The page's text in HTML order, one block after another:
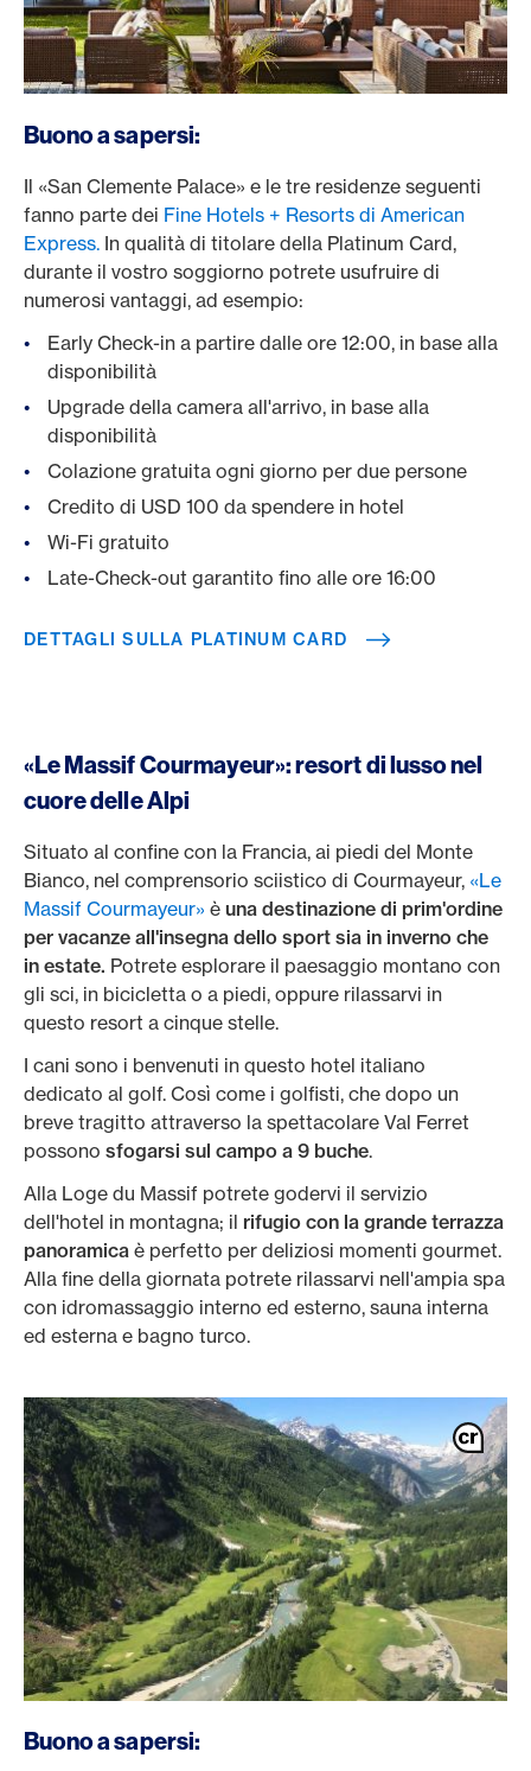
Buono a sapersi:
Il «San Clemente Palace» e le tre residenze seguenti
fanno parte dei Fine Hotels + Resorts di American
Express. In qualità di titolare della Platinum Card,
durante il vostro soggiorno potrete usufruire di
numerosi vantaggi, ad esempio:
Early Check-in a partire dalle ore 12:00, in base alla
disponibilità
Upgrade della camera all'arrivo, in base alla
disponibilità
Colazione gratuita ogni giorno per due persone
Credito di USD 100 da spendere in hotel
Wi-Fi gratuito
Late-Check-out garantito fino alle ore 16:00
DETTAGLI SULLA PLATINUM CARD
«Le Massif Courmayeur»: resort di lusso nel
cuore delle Alpi
Situato al confine con la Francia, ai piedi del Monte
Bianco, nel comprensorio sciistico di Courmayeur, «Le
Massif Courmayeur» è una destinazione di prim'ordine
per vacanze all'insegna dello sport sia in inverno che
in estate. Potrete esplorare il paesaggio montano con
gli sci, in bicicletta o a piedi, oppure rilassarvi in
questo resort a cinque stelle.
I cani sono i benvenuti in questo hotel italiano
dedicato al golf. Così come i golfisti, che dopo un
breve tragitto attraverso la spettacolare Val Ferret
possono sfogarsi sul campo a 9 buche.
Alla Loge du Massif potrete godervi il servizio
dell'hotel in montagna; il rifugio con la grande terrazza
panoramica è perfetto per deliziosi momenti gourmet.
Alla fine della giornata potrete rilassarvi nell'ampia spa
con idromassaggio interno ed esterno, sauna interna
ed esterna e bagno turco.
Buono a sapersi: